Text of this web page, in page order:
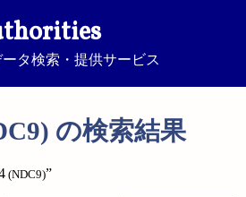
タ検索・提供サービス
の検索結果
(NDC9)”